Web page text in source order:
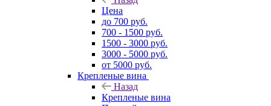
Цена
до 700 руб.
700 - 1500 руб.
1500 - 3000 руб.
3000 - 5000 руб.
от 5000 руб.
Крепленые вина
Назад
Крепленые вина